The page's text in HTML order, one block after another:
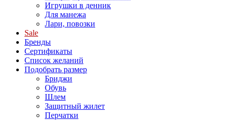
Игрушки в денник
Для манежа
Лари, повозки
Sale
Бренды
Сертификаты
Список желаний
Подобрать размер
Бриджи
Обувь
Шлем
Защитный жилет
Перчатки